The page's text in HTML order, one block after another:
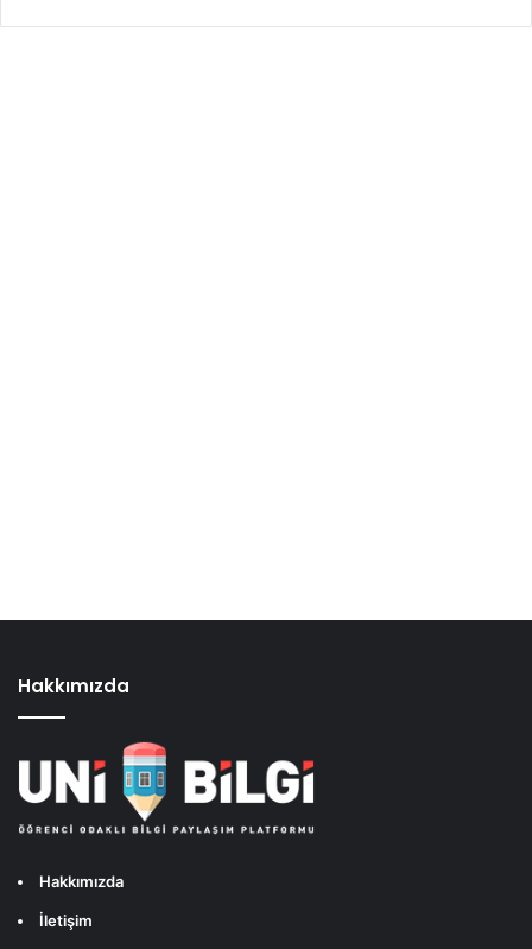
Hakkımızda
Hakkımızda
İletişim